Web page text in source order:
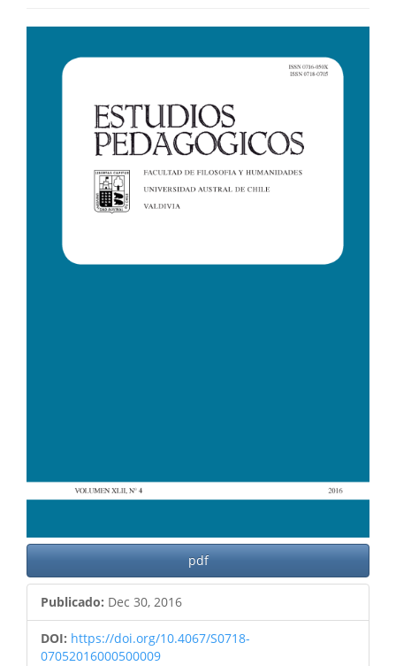
lateral
artículo
pdf
Publicado: Dec 30, 2016
DOI: https://doi.org/10.4067/S0718-
07052016000500009